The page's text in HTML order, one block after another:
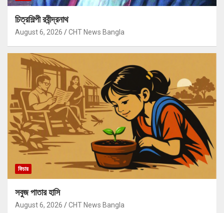
চিত্রশিল্পী রবীন্দ্রনাথ
August 6, 2026 CHT News Bangla
ফিচার
সবুজ পাতার হাসি
August 6, 2026 CHT News Bangla